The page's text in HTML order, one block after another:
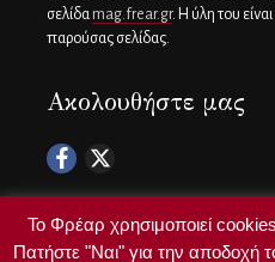
σελίδα mag.frear.gr. Η ύλη του
παρούσας σελίδας.
Ακολουθήστε μας
Το Φρέαρ χρησιμοποιεί
Πατήστε "Ναι" για την αποδοχή